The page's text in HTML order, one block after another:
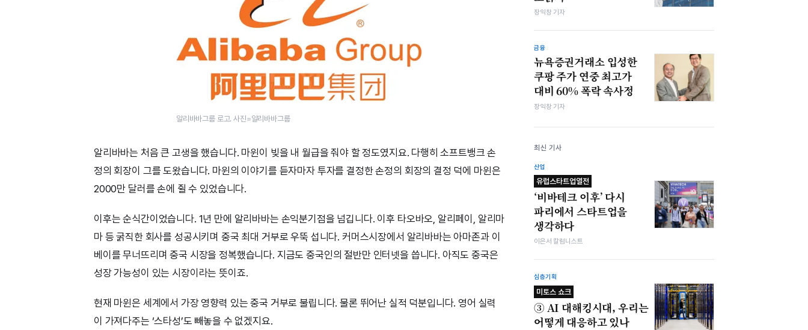
알리바바그룹 로고. 사진=알리바바그룹
알리바바는 처음 큰 고생을 했습니다. 마윈이 빚을 내 월급을 줘야 할 정도였지요. 다행히 소프트뱅크 손
정의 회장이 그를 도왔습니다. 마윈의 이야기를 듣자마자 투자를 결정한 손정의 회장의 결정 덕에 마윈은
2000만 달러를 손에 쥘 수 있었습니다.
이후는 순식간이었습니다. 1년 만에 알리바바는 손익분기점을 넘깁니다. 이후 타오바오, 알리페이, 알리마
마 등 굵직한 회사를 성공시키며 중국 최대 거부로 우뚝 섭니다. 커머스시장에서 알리바바는 아마존과 이
베이를 무너뜨리며 중국 시장을 정복했습니다. 지금도 중국인의 절반만 인터넷을 씁니다. 아직도 중국은
성장 가능성이 있는 시장이라는 뜻이죠.
현재 마윈은 세계에서 가장 영향력 있는 중국 거부로 불립니다. 물론 뛰어난 실적 덕분입니다. 영어 실력
이 가져다주는 ‘스타성’도 빼놓을 수 없겠지요.
장익창 기자
금융
뉴욕증권거래소 입성한
쿠팡 주가 연중 최고가
대비 60% 폭락 속사정
장익창 기자
최신 기사
산업
유럽스타트업열전
‘비바테크 이후’ 다시
파리에서 스타트업을
생각하다
이은서 칼럼니스트
심층기획
미토스 쇼크
③ AI 대해킹시대, 우리는
어떻게 대응하고 있나